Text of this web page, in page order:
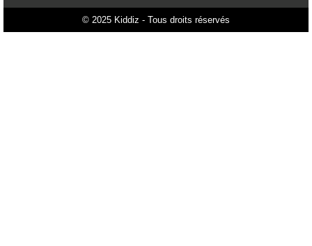
© 2025 Kiddiz - Tous droits réservés